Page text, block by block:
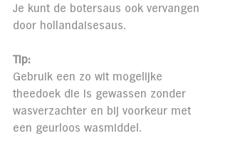
Je kunt de botersaus ook vervangen
door hollandaisesaus.
Tip:
Gebruik een zo wit mogelijke
theedoek die is gewassen zonder
wasverzachter en bij voorkeur met
een geurloos wasmiddel.